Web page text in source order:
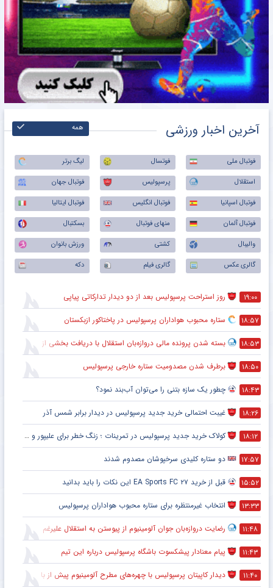
آخرین اخبار ورزشی همه
فوتبال ملی فوتسال
لیگ برتر
استقلال
پرسپولیس
فوتبال جهان
فوتبال اسپانیا
فوتبال انگلیس
فوتبال ایتالیا
فوتبال آلمان
منهای فوتبال
بسکتبال
والیبال
کشتی
ورزش بانوان
گالری عکس
گالری فیلم دکه
۱۹:۰۰ روز استراحت پرسپولیس بعد از دو دیدار تدارکاتی پیاپی
۱۸:۵۷ ستاره محبوب هواداران پرسپولیس در پاختاکور ازبکستان
۱۸:۵۳ بسته شدن پرونده مالی دروازه‌بان استقلال با دریافت بخشی از مطالباتش
۱۸:۵۰ برطرف شدن مصدومیت ستاره خارجی پرسپولیس
۱۸:۴۳ چطور یک سازه بتنی را می‌توان آب‌بند نمود؟
۱۸:۲۶ غیبت احتمالی خرید جدید پرسپولیس در دیدار برابر شمس آذر
۱۸:۱۲ کولاک خرید جدید پرسپولیس در تمرینات ؛ زنگ خطر برای علیپور و سرگیف
۱۷:۵۷ دو ستاره کلیدی سرخپوشان مصدوم شدند
۱۵:۵۲ قبل از خرید EA Sports FC ۲۷ این نکات را باید بدانید
۱۳:۳۳ انتخاب غیرمنتظره برای ستاره محبوب هواداران پرسپولیس
۱۱:۴۸ رضایت دروازه‌بان جوان آلومینیوم از پیوستن به استقلال علیرغم بسته بودن پنجره نقل‌و‌انتقالاتی
۱۱:۴۳ پیام معنادار پیشکسوت باشگاه پرسپولیس درباره این تیم
۱۱:۴۰ دیدار کاپیتان پرسپولیس با چهره‌های مطرح آلومینیوم پیش از بازی